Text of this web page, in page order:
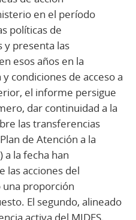
en el período
políticas de
y presenta las
esos años en la
condiciones de acceso a
el informe persigue
dar continuidad a la
las transferencias
de Atención a la
a la fecha han
las acciones del
proporción
El segundo, alineado
activa del MIDES,